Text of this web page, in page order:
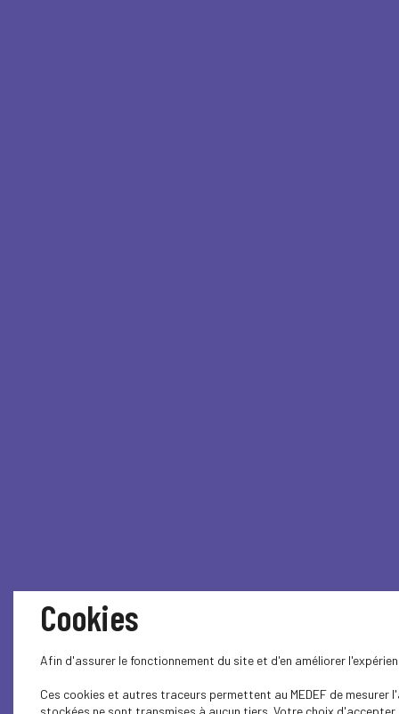
Cookies
Afin d'assurer le fonctionnement du site et d'en améliorer
Ces cookies et autres traceurs permettent au MEDEF de
stockées ne sont transmises à aucun tiers. Votre choix